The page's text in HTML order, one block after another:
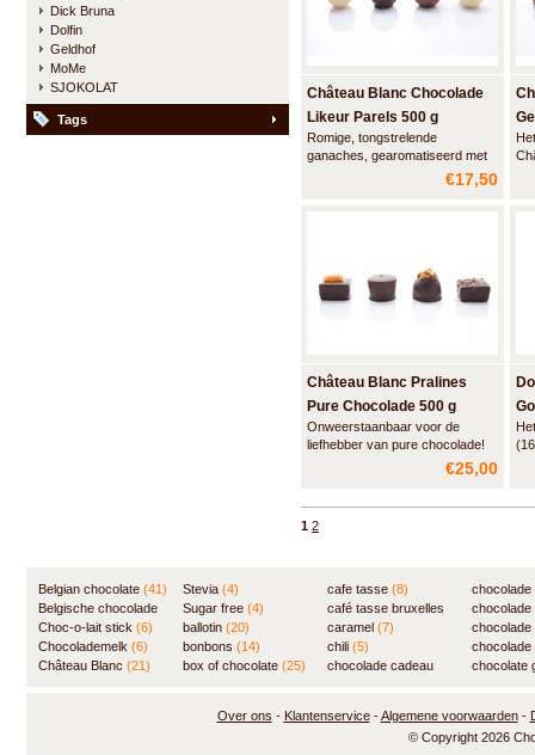
Dick Bruna
Dolfin
Geldhof
MoMe
SJOKOLAT
Tags
Château Blanc Chocolade
Likeur Parels 500 g
Romige, tongstrelende
ganaches, gearomatiseerd met
een extravagant vleugje alcohol
smaaksensaties en h
€17,50
Château Blanc Pralines
Pure Chocolade 500 g
Onweerstaanbaar voor de
liefhebber van pure chocolade!
Deze elegant verpakte ballotin
bevat een prachtig assortiment
€25,00
1 2
Belgian chocolate (41)
Belgische chocolade
(84)
Choc-o-lait stick (6)
Chocolademelk (6)
Château Blanc (21)
Stevia (4)
Sugar free (4)
ballotin (20)
bonbons (14)
box of chocolate (25)
cafe tasse (8)
café tasse bruxelles
(8)
caramel (7)
chili (5)
chocolade cadeau
(7)
chocolate
Over ons - Klantenservice-Algemene voorwaarden-
© Copyright 2026